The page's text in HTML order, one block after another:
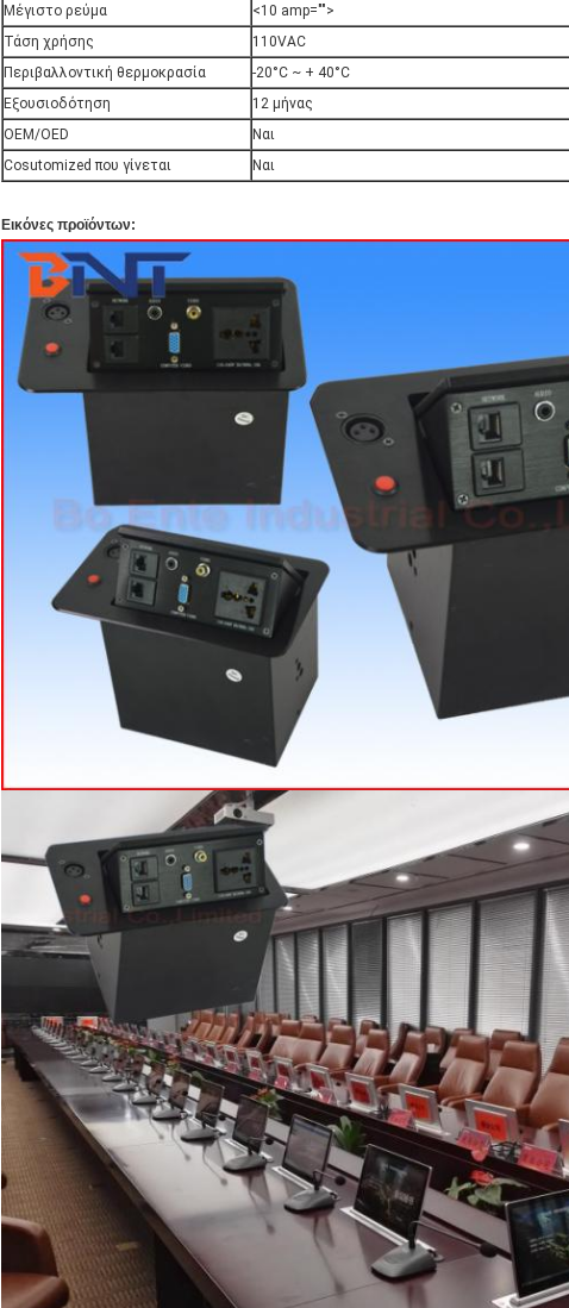
Μέγιστο ρεύμα
<10 amp="">
Τάση χρήσης
110VAC
Περιβαλλοντική θερμοκρασία
-20°C ~ + 40°C
Εξουσιοδότηση
12 μήνας
OEM/OED
Ναι
Cosutomized που γίνεται
Ναι
Εικόνες προϊόντων: